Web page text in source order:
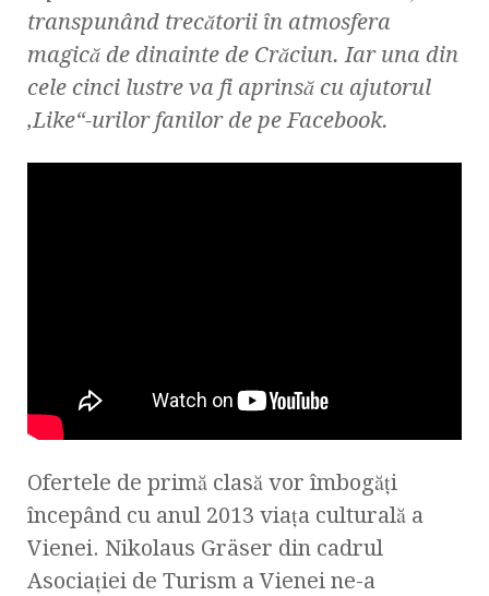
transpunând trecătorii în atmosfera
magică de dinainte de Crăciun. Iar una din
cele cinci lustre va fi aprinsă cu ajutorul
‚Like“-urilor fanilor de pe Facebook.
Ofertele de primă clasă vor îmbogăţi
începând cu anul 2013 viaţa culturală a
Vienei. Nikolaus Gräser din cadrul
Asociației de Turism a Vienei ne-a